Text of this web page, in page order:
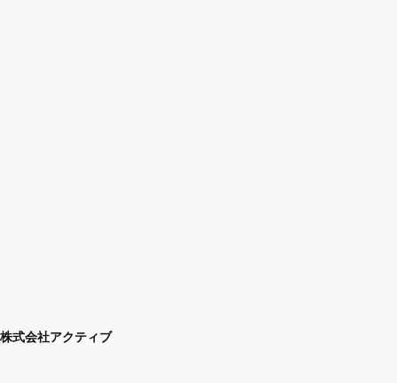
株式会社アクティブ